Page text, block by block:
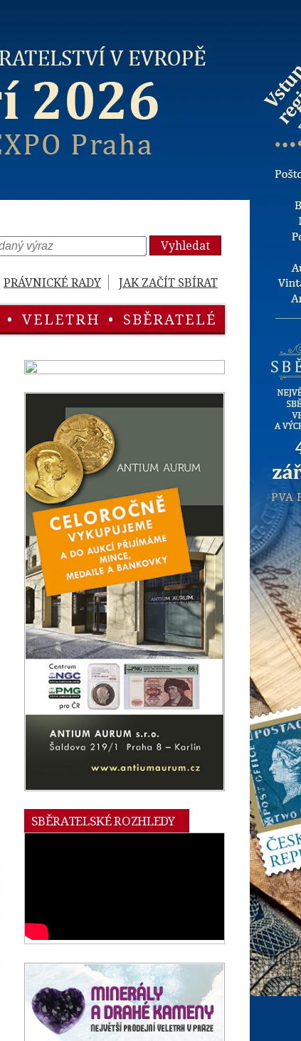
Vyhledat
PRÁVNICKÉ RADY JAK ZAČÍT SBÍRAT
• VELETRH • SBĚRATELÉ
SBĚRATELSKÉ ROZHLEDY